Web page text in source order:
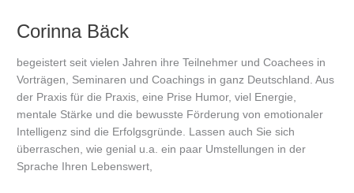
Corinna Bäck
begeistert seit vielen Jahren ihre Teilnehmer und Coachees in
Vorträgen, Seminaren und Coachings in ganz Deutschland. Aus
der Praxis für die Praxis, eine Prise Humor, viel Energie,
mentale Stärke und die bewusste Förderung von emotionaler
Intelligenz sind die Erfolgsgründe. Lassen auch Sie sich
überraschen, wie genial u.a. ein paar Umstellungen in der
Sprache Ihren Lebenswert,